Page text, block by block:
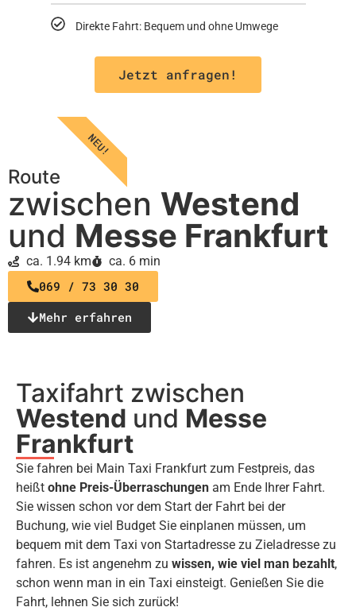
Route
zwischen Westend
und Messe Frankfurt
ca. 1.94 km ca. 6 min
069 / 73 30 30
Mehr erfahren
Direkte Fahrt: Bequem und ohne Umwege
Jetzt anfragen!
NEU!
Taxifahrt zwischen
Westend und Messe
Frankfurt
Sie fahren bei Main Taxi Frankfurt zum Festpreis, das
heißt ohne Preis-Überraschungen am Ende Ihrer Fahrt.
Sie wissen schon vor dem Start der Fahrt bei der
Buchung, wie viel Budget Sie einplanen müssen, um
bequem mit dem Taxi von Startadresse zu Zieladresse zu
fahren. Es ist angenehm zu wissen, wie viel man bezahlt,
schon wenn man in ein Taxi einsteigt. Genießen Sie die
Fahrt, lehnen Sie sich zurück!